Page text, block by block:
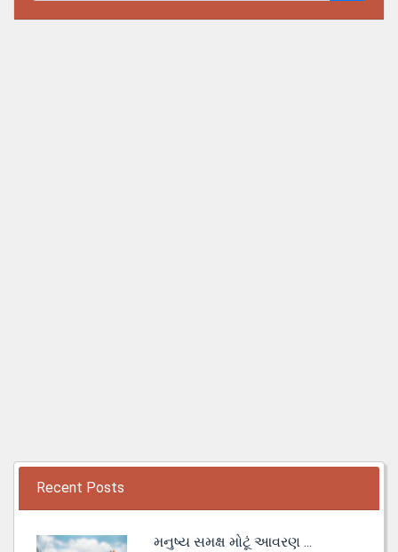
Recent Posts
મનુષ્ય સમક્ષ મોટૂં આવરણ ...